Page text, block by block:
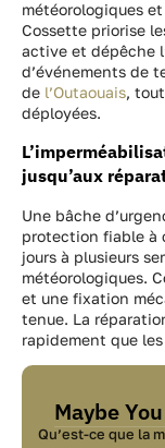
météorologiques
Cossette priorise
active et dépêche
d’événements de
de l’Outaouais,
déployées.
jusqu’aux
Une bâche
protection fiable à
jours à plusieurs
météorologiques.
et une fixation
tenue. La
rapidement que
Maybe
Qu’est-ce que la